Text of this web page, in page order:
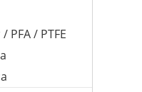
PFA / PTFE